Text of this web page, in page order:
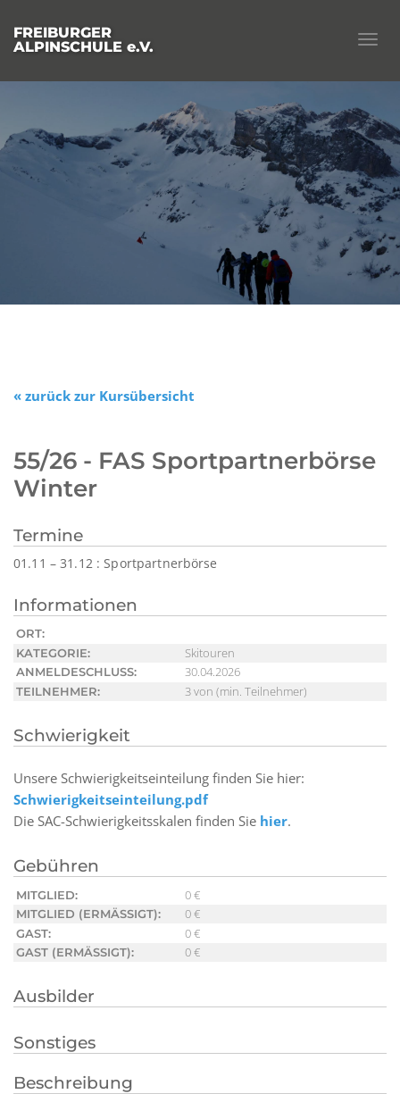
FREIBURGER
ALPINSCHULE e.V.
« zurück zur Kursübersicht
55/26 - FAS Sportpartnerbörse
Winter
Termine
01.11 – 31.12 : Sportpartnerbörse
Informationen
ORT:
KATEGORIE:
Skitouren
ANMELDESCHLUSS: 30.04.2026
TEILNEHMER: 3 von (min. Teilnehmer)
Schwierigkeit
Unsere Schwierigkeitseinteilung finden Sie hier:
Schwierigkeitseinteilung.pdf
Die SAC-Schwierigkeitsskalen finden Sie hier.
Gebühren
MITGLIED: 0 €
MITGLIED (ERMÄSSIGT): 0 €
GAST: 0 €
GAST (ERMÄSSIGT): 0 €
Ausbilder
Sonstiges
Beschreibung